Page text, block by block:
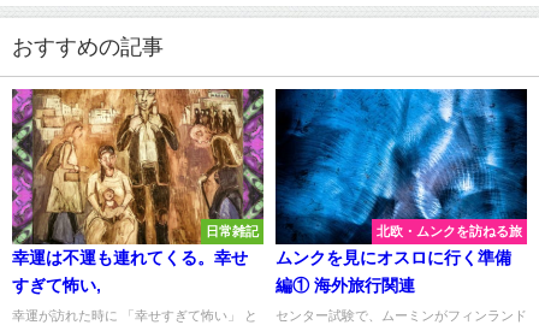
おすすめの記事
日常雑記
幸運は不運も連れてくる。幸せ
すぎて怖い,
幸運が訪れた時に 「幸せすぎて怖い」 と
北欧・ムンクを訪ねる旅
ムンクを見にオスロに行く準備
編① 海外旅行関連
センター試験で、ムーミンがフィンランド